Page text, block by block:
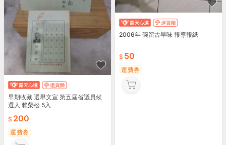
早期收藏 選舉文宣 第五屆省議員候
選人 賴榮松 5入
200
運費券
2006年 碗留古早味 報導報紙
50
運費券